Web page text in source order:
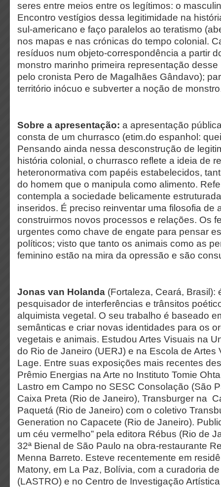
seres entre meios entre os legítimos: o
Encontro vestígios dessa legitimidade na
sul-americano e faço paralelos ao teratismo
nos mapas e nas crónicas do tempo colonial.
resíduos num objeto-correspondência a partir
monstro marinho primeira representação
pelo cronista Pero de Magalhães Gândavo);
território inócuo e subverter a noção de
Sobre a apresentação: a apresentação
consta de um churrasco (etim.do espanhol:
Pensando ainda nessa desconstrução de
história colonial, o churrasco reflete a ideia de
heteronormativa com papéis estabelecidos,
do homem que o manipula como alimento.
contempla a sociedade belicamente
inseridos. É preciso reinventar uma filosofia de
construirmos novos processos e relações. Os
urgentes como chave de engate para pensar
políticos; visto que tanto os animais como as
feminino estão na mira da opressão e são
Jonas van Holanda (Fortaleza, Ceará, Brasil):
pesquisador de interferências e trânsitos
alquimista vegetal. O seu trabalho é baseado
semânticas e criar novas identidades para os
vegetais e animais. Estudou Artes Visuais na
do Rio de Janeiro (UERJ) e na Escola de Artes
Lage. Entre suas exposições mais recentes
Prêmio Energias na Arte no Instituto Tomie
Lastro em Campo no SESC Consolação (São
Caixa Preta (Rio de Janeiro), Transburger na
Paquetá (Rio de Janeiro) com o coletivo
Generation no Capacete (Rio de Janeiro).
um céu vermelho” pela editora Rébus (Rio de
32ª Bienal de São Paulo na obra-restaurante
Menna Barreto. Esteve recentemente em
Matony, em La Paz, Bolívia, com a curadoria
(LASTRO) e no Centro de Investigação